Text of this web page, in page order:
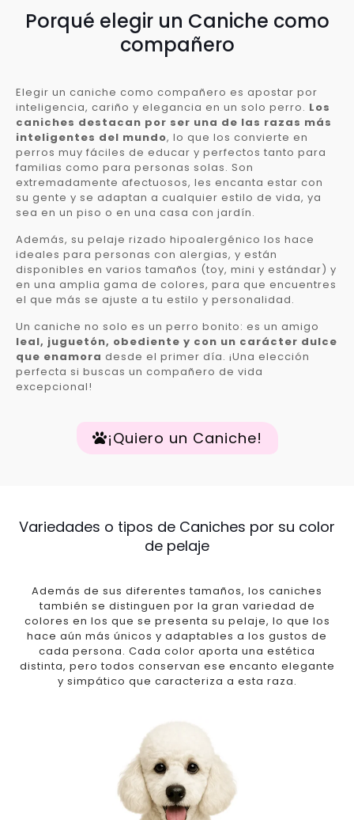
Porqué elegir un Caniche como
compañero
Elegir un caniche como compañero es apostar por
inteligencia, cariño y elegancia en un solo perro. Los
caniches destacan por ser una de las razas más
inteligentes del mundo, lo que los convierte en
perros muy fáciles de educar y perfectos tanto para
familias como para personas solas. Son
extremadamente afectuosos, les encanta estar con
su gente y se adaptan a cualquier estilo de vida, ya
sea en un piso o en una casa con jardín.
Además, su pelaje rizado hipoalergénico los hace
ideales para personas con alergias, y están
disponibles en varios tamaños (toy, mini y estándar) y
en una amplia gama de colores, para que encuentres
el que más se ajuste a tu estilo y personalidad.
Un caniche no solo es un perro bonito: es un amigo
leal, juguetón, obediente y con un carácter dulce
que enamora desde el primer día. ¡Una elección
perfecta si buscas un compañero de vida
excepcional!
¡Quiero un Caniche!
Variedades o tipos de Caniches por su color
de pelaje
Además de sus diferentes tamaños, los caniches
también se distinguen por la gran variedad de
colores en los que se presenta su pelaje, lo que los
hace aún más únicos y adaptables a los gustos de
cada persona. Cada color aporta una estética
distinta, pero todos conservan ese encanto elegante
y simpático que caracteriza a esta raza.